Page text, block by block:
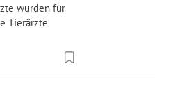
wurden für
Tierärzte